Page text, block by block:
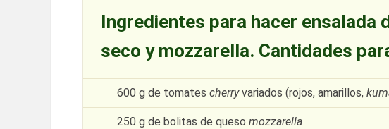
Ingredientes para hacer ensalada
seco y mozzarella. Cantidades
600 g de tomates cherryvariados (rojos, amarillos,
250 g de bolitas de queso mozzarella